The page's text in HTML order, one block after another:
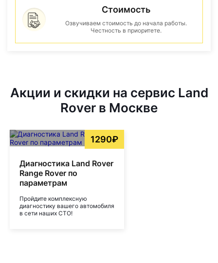
Стоимость
Озвучиваем стоимость до начала работы.
Честность в приоритете.
Акции и скидки на сервис Land
Rover в Москве
1290₽
Диагностика Land Rover
Range Rover по
параметрам
Пройдите комплексную
диагностику вашего автомобиля
в сети наших СТО!